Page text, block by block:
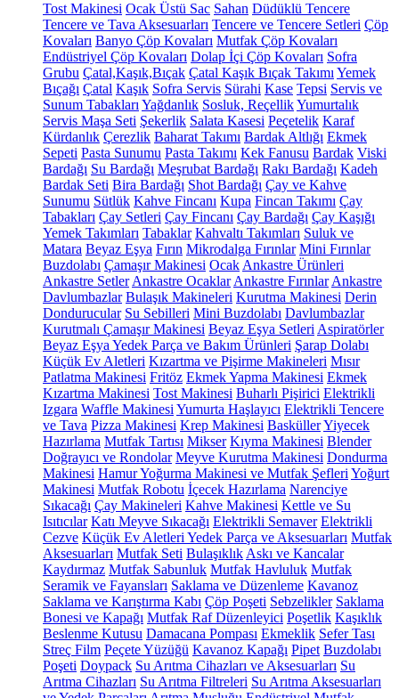
Tost Makinesi Ocak Üstü Sac Sahan Düdüklü Tencere
Tencere ve Tava Aksesuarları Tencere ve Tencere Setleri Çöp
Kovaları Banyo Çöp Kovaları Mutfak Çöp Kovaları
Endüstriyel Çöp Kovaları Dolap İçi Çöp Kovaları Sofra
Grubu Çatal,Kaşık,Bıçak Çatal Kaşık Bıçak Takımı Yemek
Bıçağı Çatal Kaşık Sofra Servis Sürahi Kase Tepsi Servis ve
Sunum Tabakları Yağdanlık Sosluk, ReçellikYumurtalık
Servis Maşa Seti Şekerlik Salata Kasesi Peçetelik Karaf
Kürdanlık Çerezlik Baharat Takımı Bardak Altlığı Ekmek
Sepeti Pasta Sunumu Pasta Takımı Kek Fanusu Bardak Viski
Bardağı Su Bardağı Meşrubat Bardağı Rakı Bardağı Kadeh
Bardak Seti Bira Bardağı Shot Bardağı Çay ve Kahve
Sunumu Sütlük Kahve Fincanı Kupa Fincan Takımı Çay
Tabakları Çay Setleri Çay Fincanı Çay Bardağı Çay Kaşığı
Yemek Takımları Tabaklar Kahvaltı Takımları Suluk ve
Matara Beyaz Eşya Fırın Mikrodalga Fırınlar Mini Fırınlar
Buzdolabı Çamaşır Makinesi Ocak Ankastre Ürünleri
Ankastre Setler Ankastre Ocaklar Ankastre Fırınlar Ankastre
Davlumbazlar Bulaşık Makineleri Kurutma Makinesi Derin
Dondurucular Su Sebilleri Mini Buzdolabı Davlumbazlar
Kurutmalı Çamaşır Makinesi Beyaz Eşya Setleri Aspiratörler
Beyaz Eşya Yedek Parça ve Bakım Ürünleri Şarap Dolabı
Küçük Ev Aletleri Kızartma ve Pişirme Makineleri Mısır
Patlatma Makinesi Fritöz Ekmek Yapma Makinesi Ekmek
Kızartma Makinesi Tost Makinesi Buharlı Pişirici Elektrikli
Izgara Waffle Makinesi Yumurta Haşlayıcı Elektrikli Tencere
ve Tava Pizza Makinesi Krep Makinesi BasküllerYiyecek
Hazırlama Mutfak Tartısı Mikser Kıyma Makinesi Blender
Doğrayıcı ve Rondolar Meyve Kurutma Makinesi Dondurma
Makinesi Hamur Yoğurma Makinesi ve Mutfak Şefleri Yoğurt
Makinesi Mutfak Robotu İçecek Hazırlama Narenciye
Sıkacağı Çay Makineleri Kahve Makinesi Kettle ve Su
Isıtıcılar Katı Meyve Sıkacağı Elektrikli Semaver Elektrikli
Cezve Küçük Ev Aletleri Yedek Parça ve Aksesuarları Mutfak
Aksesuarları Mutfak Seti Bulaşıklık Askı ve Kancalar
Kaydırmaz Mutfak Sabunluk Mutfak Havluluk Mutfak
Seramik ve Fayansları Saklama ve Düzenleme Kavanoz
Saklama ve Karıştırma Kabı Çöp Poşeti Sebzelikler Saklama
Bonesi ve Kapağı Mutfak Raf Düzenleyici Poşetlik Kaşıklık
Beslenme Kutusu Damacana Pompası Ekmeklik Sefer Tası
Streç Film Peçete Yüzüğü Kavanoz Kapağı Pipet Buzdolabı
Poşeti Doypack Su Arıtma Cihazları ve Aksesuarları Su
Arıtma Cihazları Su Arıtma Filtreleri Su Arıtma Aksesuarları